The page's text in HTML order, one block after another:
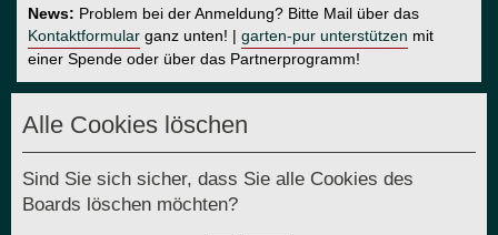
News: Problem bei der Anmeldung? Bitte Mail über das
Kontaktformular ganz unten! | garten-pur unterstützen mit
einer Spende oder über das Partnerprogramm!
Alle Cookies löschen
Sind Sie sich sicher, dass Sie alle Cookies des
Boards löschen möchten?